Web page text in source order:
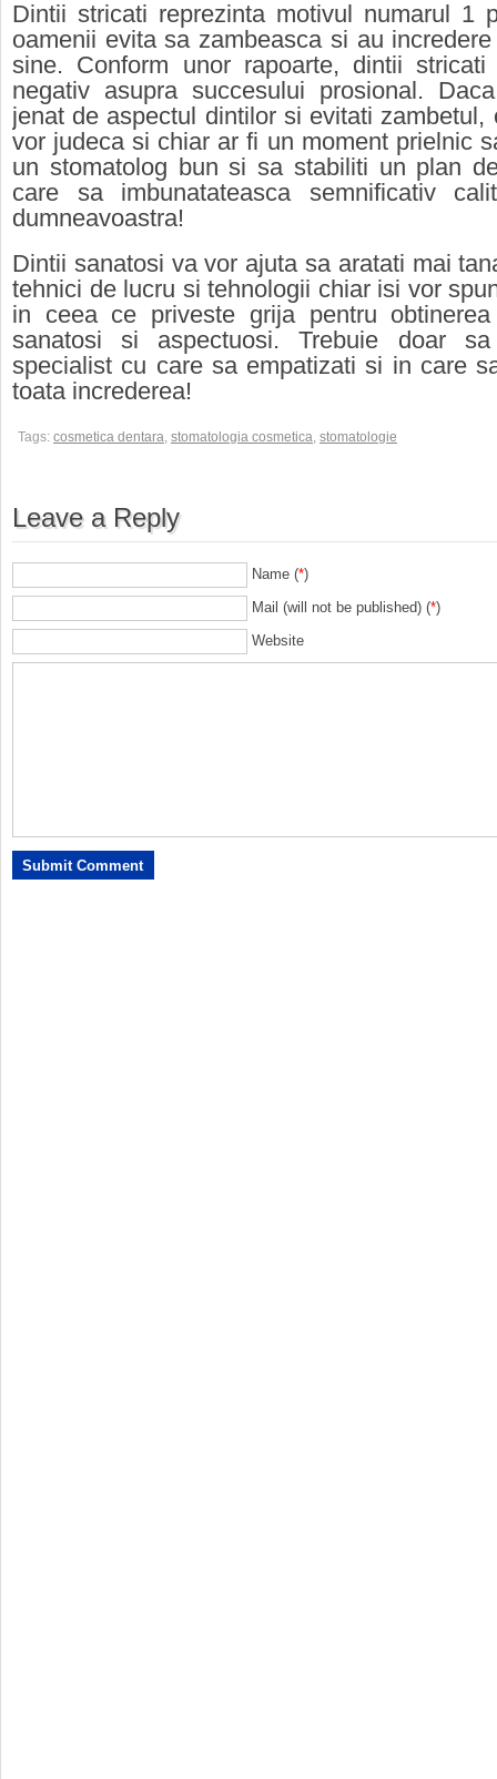
Dintii stricati reprezinta motivul numarul 1
oamenii evita sa zambeasca si au
sine. Conform unor rapoarte, dintii
negativ asupra succesului prosional.
jenat de aspectul dintilor si evitati zambetul,
vor judeca si chiar ar fi un moment prielnic
un stomatolog bun si sa stabiliti un plan
care sa imbunatateasca semnificativ
dumneavoastra!
Dintii sanatosi va vor ajuta sa aratati mai
tehnici de lucru si tehnologii chiar isi vor
in ceea ce priveste grija pentru
sanatosi si aspectuosi. Trebuie doar
specialist cu care sa empatizati si in care
toata increderea!
Tags: cosmetica dentara, stomatologia cosmetica, stomatologie
Leave a Reply
Name (*)
Mail (will not be published) (*)
Website